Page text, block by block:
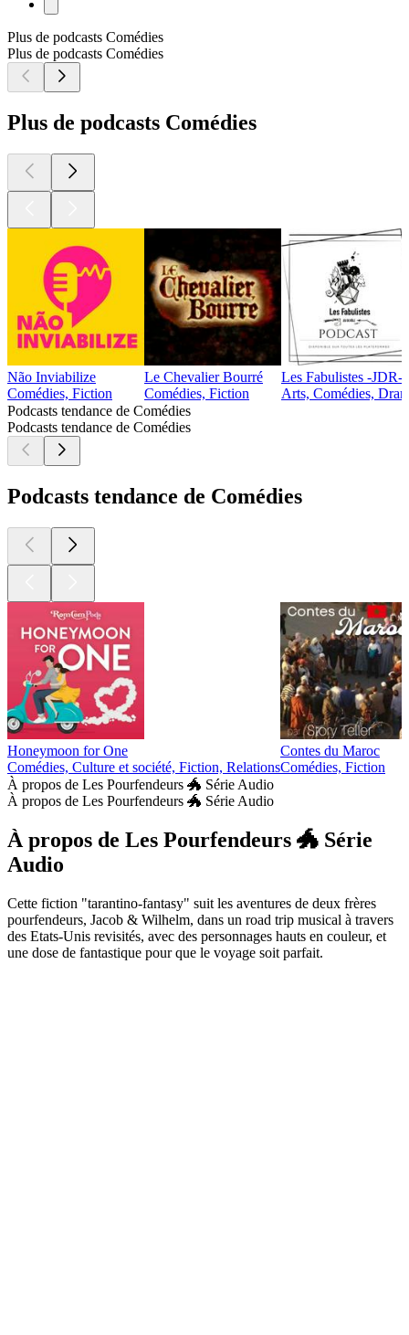
Plus de podcasts Comédies
Plus de podcasts Comédies
Plus de podcasts Comédies
Não Inviabilize
Comédies, Fiction
Le Chevalier Bourré
Comédies, Fiction
Les Fabulistes -JDR-
Arts, Comédies,
Podcasts tendance de Comédies
Podcasts tendance de Comédies
Podcasts tendance de Comédies
Honeymoon for One
Comédies, Culture et société, Fiction, Relations
Contes du Maroc
Comédies, Fiction
À propos de Les Pourfendeurs 🐲 Série Audio
À propos de Les Pourfendeurs 🐲 Série Audio
À propos de Les Pourfendeurs 🐲 Série
Audio
Cette fiction "tarantino-fantasy" suit les aventures de deux frères
pourfendeurs, Jacob & Wilhelm, dans un road trip musical à travers
des Etats-Unis revisités, avec des personnages hauts en couleur, et
une dose de fantastique pour que le voyage soit parfait.